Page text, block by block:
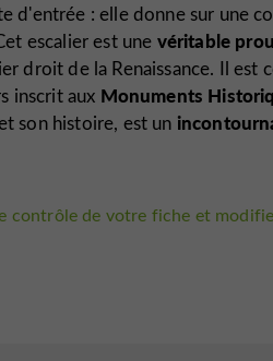
d'entrée : elle donne sur une
escalier est une véritable
droit de la Renaissance. Il est
inscrit aux Monuments
son histoire, est un
contrôle de votre fiche et